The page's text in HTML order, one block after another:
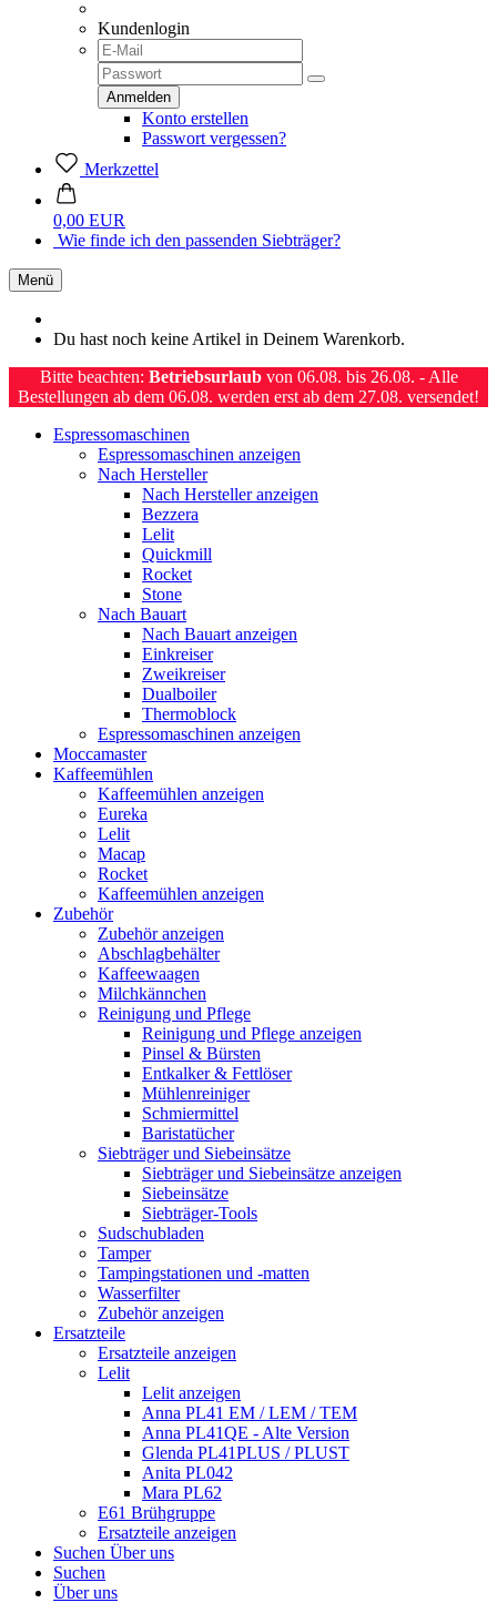
Kundenlogin
Konto erstellen
Passwort vergessen?
Merkzettel
0,00 EUR
Wie finde ich den passenden Siebträger?
Menü
Du hast noch keine Artikel in Deinem Warenkorb.
Bitte beachten: Betriebsurlaubvon 06.08. bis 26.08. - Alle
Bestellungen ab dem 06.08. werden erst ab dem 27.08. versendet!
Espressomaschinen
Espressomaschinen anzeigen
Nach Hersteller
Nach Hersteller anzeigen
Bezzera
Lelit
Quickmill
Rocket
Stone
Nach Bauart
Nach Bauart anzeigen
Einkreiser
Zweikreiser
Dualboiler
Thermoblock
Espressomaschinen anzeigen
Moccamaster
Kaffeemühlen
Kaffeemühlen anzeigen
Eureka
Lelit
Macap
Rocket
Kaffeemühlen anzeigen
Zubehör
Zubehör anzeigen
Abschlagbehälter
Kaffeewaagen
Milchkännchen
Reinigung und Pflege
Reinigung und Pflege anzeigen
Pinsel & Bürsten
Entkalker & Fettlöser
Mühlenreiniger
Schmiermittel
Baristatücher
Siebträger und Siebeinsätze
Siebträger und Siebeinsätze anzeigen
Siebeinsätze
Siebträger-Tools
Sudschubladen
Tamper
Tampingstationen und -matten
Wasserfilter
Zubehör anzeigen
Ersatzteile
Ersatzteile anzeigen
Lelit
Lelit anzeigen
Anna PL41 EM / LEM / TEM
Anna PL41QE - Alte Version
Glenda PL41PLUS / PLUST
Anita PL042
Mara PL62
E61 Brühgruppe
Ersatzteile anzeigen
Suchen Über uns
Suchen
Über uns